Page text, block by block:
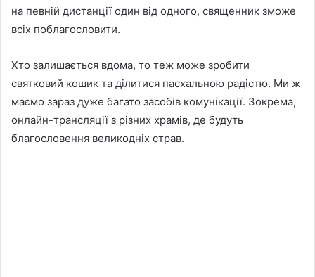
на певній дистанції один від одного, священник зможе
всіх поблагословити.
Хто залишається вдома, то теж може зробити
святковий кошик та ділитися пасхальною радістю. Ми ж
маємо зараз дуже багато засобів комунікації. Зокрема,
онлайн-трансляції з різних храмів, де будуть
благословення великодніх страв.